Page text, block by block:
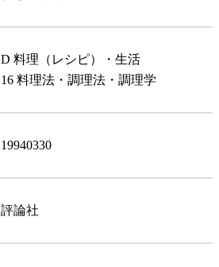
D 料理（レシピ）・生活
16 料理法・調理法・調理学
19940330
評論社